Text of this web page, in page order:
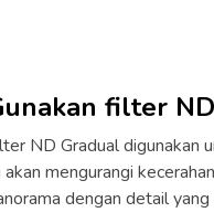
filter
ND Gradual digunakan
akan mengurangi
dengan detail yang